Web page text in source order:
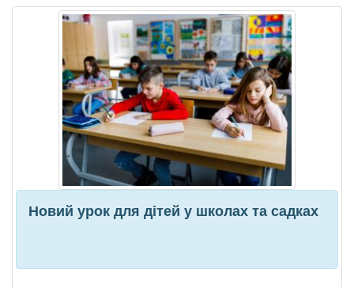
Новий урок для дітей у школах та садках